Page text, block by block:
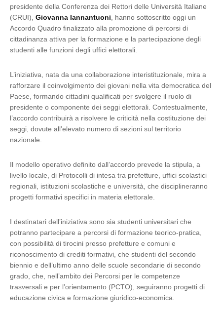
presidente della Conferenza dei Rettori delle Università Italiane
(CRUI), Giovanna Iannantuoni , hanno sottoscritto oggi un
Accordo Quadro finalizzato alla promozione di percorsi di
cittadinanza attiva per la formazione e la partecipazione degli
studenti alle funzioni degli uffici elettorali.
L’iniziativa, nata da una collaborazione interistituzionale, mira a
rafforzare il coinvolgimento dei giovani nella vita democratica del
Paese, formando cittadini qualificati per svolgere il ruolo di
presidente o componente dei seggi elettorali. Contestualmente,
l’accordo contribuirà a risolvere le criticità nella costituzione dei
seggi, dovute all’elevato numero di sezioni sul territorio
nazionale.
Il modello operativo definito dall’accordo prevede la stipula, a
livello locale, di Protocolli di intesa tra prefetture, uffici scolastici
regionali, istituzioni scolastiche e università, che disciplineranno
progetti formativi specifici in materia elettorale.
I destinatari dell’iniziativa sono sia studenti universitari che
potranno partecipare a percorsi di formazione teorico-pratica,
con possibilità di tirocini presso prefetture e comuni e
riconoscimento di crediti formativi, che studenti del secondo
biennio e dell’ultimo anno delle scuole secondarie di secondo
grado, che, nell’ambito dei Percorsi per le competenze
trasversali e per l’orientamento (PCTO), seguiranno progetti di
educazione civica e formazione giuridico-economica.